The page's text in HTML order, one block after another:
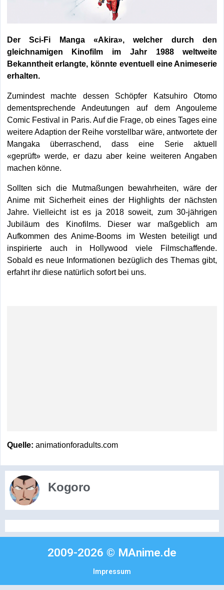
Der Sci-Fi Manga «Akira», welcher durch den
gleichnamigen Kinofilm im Jahr 1988 weltweite
Bekanntheit erlangte, könnte eventuell eine Animeserie
erhalten.
Zumindest machte dessen Schöpfer Katsuhiro Otomo
dementsprechende Andeutungen auf dem Angouleme
Comic Festival in Paris. Auf die Frage, ob eines Tages eine
weitere Adaption der Reihe vorstellbar wäre, antwortete der
Mangaka überraschend, dass eine Serie aktuell
«geprüft» werde, er dazu aber keine weiteren Angaben
machen könne.
Sollten sich die Mutmaßungen bewahrheiten, wäre der
Anime mit Sicherheit eines der Highlights der nächsten
Jahre. Vielleicht ist es ja 2018 soweit, zum 30-jährigen
Jubiläum des Kinofilms. Dieser war maßgeblich am
Aufkommen des Anime-Booms im Westen beteiligt und
inspirierte auch in Hollywood viele Filmschaffende.
Sobald es neue Informationen bezüglich des Themas gibt,
erfahrt ihr diese natürlich sofort bei uns.
Quelle: animationforadults.com
Kogoro
2009-2026 © MAnime.de
Impressum